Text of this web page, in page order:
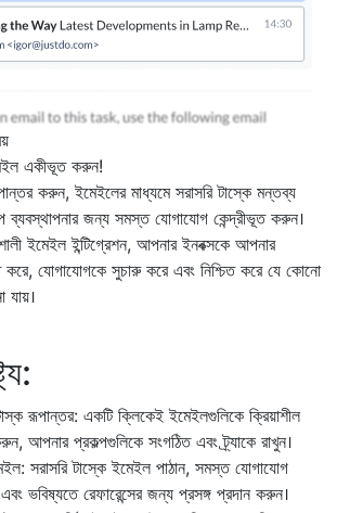
একীভূত করুন!
করুন, ইমেইলের মাধ্যমে সরাসরি টাস্কে মন্তব্য
জন্য সমস্ত যোগাযোগ কেন্দ্রীভূত করুন।
ইমেইল ইন্টিগ্রেশন, আপনার ইনবক্সকে আপনার
করে, যোগাযোগকে সুচারু করে এবং নিশ্চিত করে যে কোনো
যায়।
রূপান্তর: একটি ক্লিকেই ইমেইলগুলিকে ক্রিয়াশীল
আপনার প্রকল্পগুলিকে সংগঠিত এবং ট্র্যাকে রাখুন।
সরাসরি টাস্কে ইমেইল পাঠান, সমস্ত যোগাযোগ
ভবিষ্যতে রেফারেন্সের জন্য প্রসঙ্গ প্রদান করুন।